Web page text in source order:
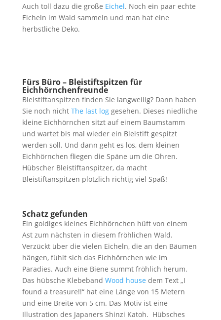
Auch toll dazu die große Eichel. Noch ein paar echte
Eicheln im Wald sammeln und man hat eine
herbstliche Deko.
Fürs Büro – Bleistiftspitzen für
Eichhörnchenfreunde
Bleistiftanspitzen finden Sie langweilig? Dann haben
Sie noch nicht The last loggesehen. Dieses niedliche
kleine Eichhörnchen sitzt auf einem Baumstamm
und wartet bis mal wieder ein Bleistift gespitzt
werden soll. Und dann geht es los, dem kleinen
Eichhörnchen fliegen die Späne um die Ohren.
Hübscher Bleistiftanspitzer, da macht
Bleistiftanspitzen plötzlich richtig viel Spaß!
Schatz gefunden
Ein goldiges kleines Eichhörnchen hüft von einem
Ast zum nächsten in diesem fröhlichen Wald.
Verzückt über die vielen Eicheln, die an den Bäumen
hängen, fühlt sich das Eichhörnchen wie im
Paradies. Auch eine Biene summt fröhlich herum.
Das hübsche Klebeband Wood house dem Text „I
found a treasure!!“ hat eine Länge von 15 Metern
und eine Breite von 5 cm. Das Motiv ist eine
Illustration des Japaners Shinzi Katoh. Hübsches